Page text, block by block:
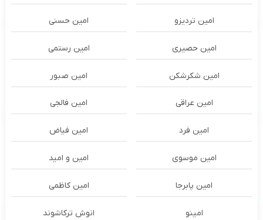
امین تردیزو امین حسنی
امین حصیری امین رستمی
امین شکرشکن امین صبور
امین عراقی امین فالجی
امین فرد امین فیاض
امین موسوی امین و امید
امین پابرجا امین کاظمی
امینو انوش ترکاشوند